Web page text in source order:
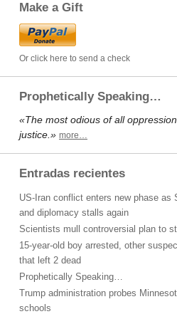
Make a Gift
Or click here to send a check
Prophetically Speaking…
«The most odious of all
justice.» more…
Entradas recientes
US-Iran conflict enters new phase as
and diplomacy stalls again
Scientists mull controversial plan to
15-year-old boy arrested, other
that left 2 dead
Prophetically Speaking…
Trump administration probes
schools